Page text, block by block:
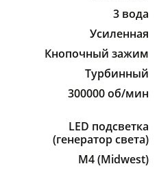
3 вода
Усиленная
Кнопочный зажим
Турбинный
300000 об/мин
LED подсветка
(генератор света)
М4 (Midwest)